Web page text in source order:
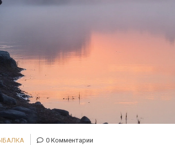
0 Комментарии